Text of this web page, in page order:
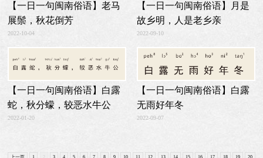
【一日一句闽南俗语】老马
展鬃，秋花倒芳
2022-10-04
【一日一句闽南俗语】月是
故乡明，人是老乡亲
2022-09-10
【一日一句闽南俗语】白露
蛇，秋分蠓，较恶水牛公
2022-01-20
【一日一句闽南俗语】白露
无雨好年冬
2022-09-07